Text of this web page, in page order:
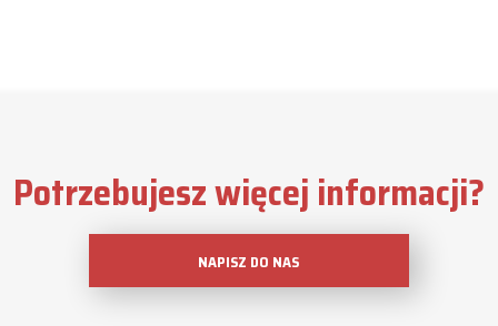
Potrzebujesz więcej informacji?
NAPISZ DO NAS